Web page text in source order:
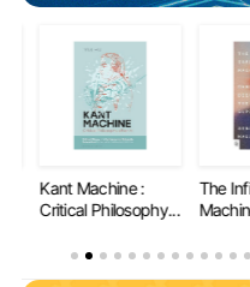
The Infinity
Machine